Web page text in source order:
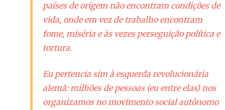
países de origem não encontram condições de
vida, onde em vez de trabalho encontram
fome, miséria e às vezes perseguição política e
tortura.
Eu pertencia sim à esquerda revolucionária
alemã: milhões de pessoas (eu entre elas) nos
organizamos no movimento social autônomo